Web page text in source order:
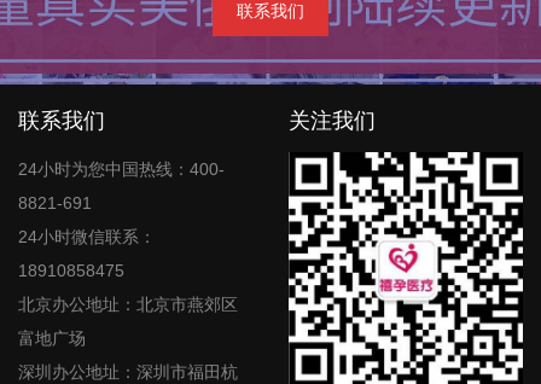
联系我们
联系我们
24小时为您中国热线：400-
8821-691
24小时微信联系：
18910858475
北京办公地址：北京市燕郊区
富地广场
深圳办公地址：深圳市福田杭
关注我们